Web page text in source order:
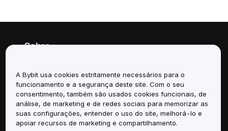
Sobre
Serviços
Suporte
Produtos
A Bybit usa cookies estritamente necessários para o
funcionamento e a segurança deste site. Com o seu
consentimento, também são usados cookies funcionais, de
análise, de marketing e de redes sociais para memorizar as
suas configurações, entender o uso do site, melhorá-lo e
apoiar recursos de marketing e compartilhamento.